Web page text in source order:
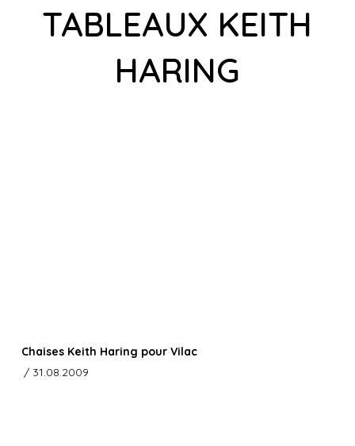
TABLEAUX KEITH
HARING
Chaises Keith Haring pour Vilac
/ 31.08.2009